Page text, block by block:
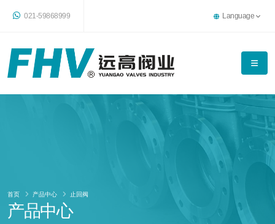
021-59868999 Language
产品中心
首页 产品中心 止回阀